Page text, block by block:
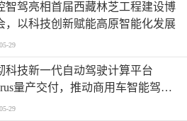
智驾亮相首届西藏林芝工程建设博
，以科技创新赋能高原智能化发展
29
科技新一代自动驾驶计算平台
量产交付，推动商用车智能驾驶
渗透
29